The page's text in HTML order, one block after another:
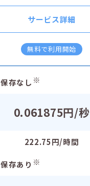
サービス詳細
無料で利用開始
存なし ※
0.061875円/秒
222.75円/時間
存あり ※